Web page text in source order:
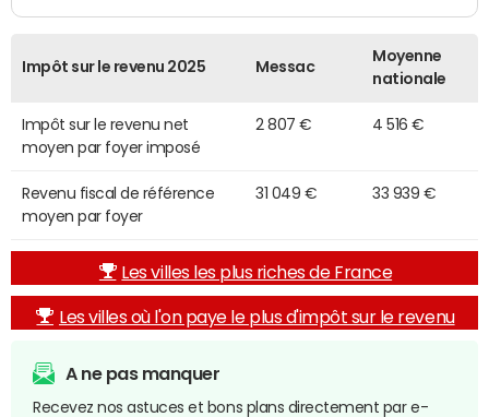
Impôt sur le revenu 2025 Messac
Moyenne
nationale
Impôt sur le revenu net
moyen par foyer imposé
2 807 € 4 516 €
Revenu fiscal de référence
moyen par foyer
31 049 € 33 939 €
Les villes les plus riches de France
Les villes où l'on paye le plus d'impôt sur le revenu
A ne pas manquer
Recevez nos astuces et bons plans directement par e-